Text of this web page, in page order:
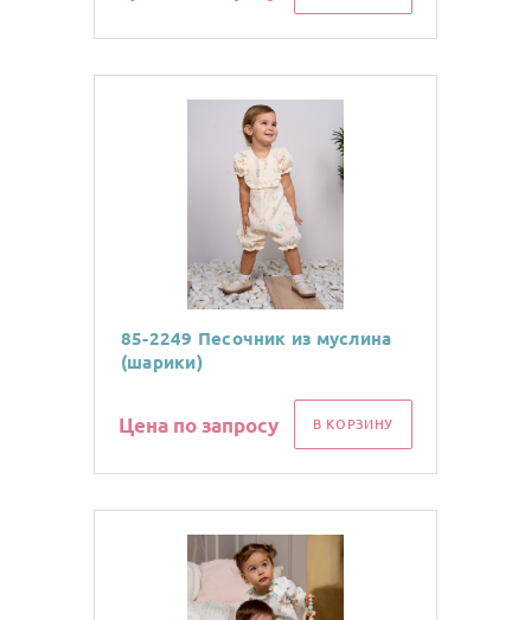
85-2249 Песочник из муслина
(шарики)
Цена по запросу В КОРЗИНУ